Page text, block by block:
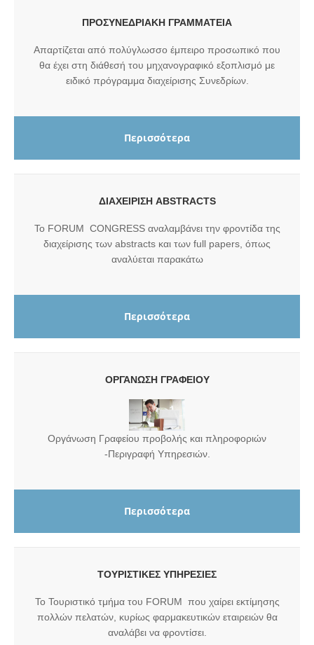
ΠΡΟΣΥΝΕΔΡΙΑΚΗ ΓΡΑΜΜΑΤΕΙΑ
Απαρτίζεται από πολύγλωσσο έμπειρο προσωπικό που
θα έχει στη διάθεσή του μηχανογραφικό εξοπλισμό με
ειδικό πρόγραμμα διαχείρισης Συνεδρίων.
Περισσότερα
ΔΙΑΧΕΙΡΙΣΗ ABSTRACTS
To FORUM CONGRESS αναλαμβάνει την φροντίδα της
διαχείρισης των abstracts και των full papers, όπως
αναλύεται παρακάτω
Περισσότερα
ΟΡΓΑΝΩΣΗ ΓΡΑΦΕΙΟΥ
Οργάνωση Γραφείου προβολής και πληροφοριών
-Περιγραφή Υπηρεσιών.
Περισσότερα
TOYΡΙΣΤΙΚΕΣ ΥΠΗΡΕΣΙΕΣ
Το Τουριστικό τμήμα του FORUM που χαίρει εκτίμησης
πολλών πελατών, κυρίως φαρμακευτικών εταιρειών θα
αναλάβει να φροντίσει.